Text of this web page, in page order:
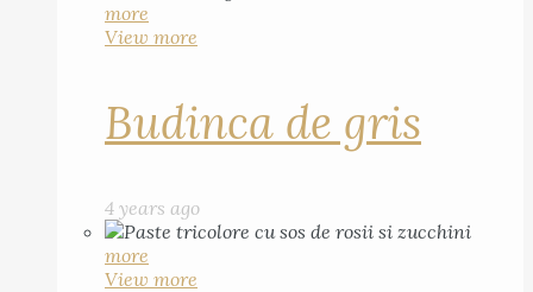
more
View more
Budinca de gris
4 years ago
more
View more